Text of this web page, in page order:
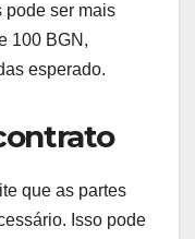
para a
que todas
da
de comissão
pode